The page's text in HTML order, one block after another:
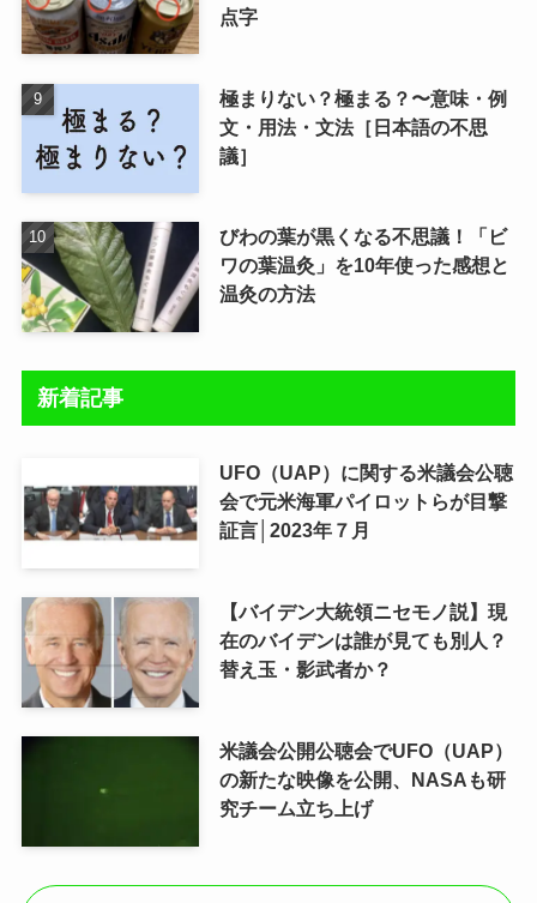
点字
極まりない？極まる？〜意味・例
文・用法・文法［日本語の不思
議］
びわの葉が黒くなる不思議！「ビ
ワの葉温灸」を10年使った感想と
温灸の方法
新着記事
UFO（UAP）に関する米議会公聴
会で元米海軍パイロットらが目撃
証言│2023年７月
【バイデン大統領ニセモノ説】現
在のバイデンは誰が見ても別人？
替え玉・影武者か？
米議会公開公聴会でUFO（UAP）
の新たな映像を公開、NASAも研
究チーム立ち上げ